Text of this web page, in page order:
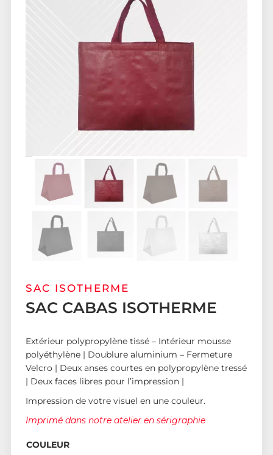
SAC ISOTHERME
SAC CABAS ISOTHERME
Extérieur polypropylène tissé – Intérieur mousse
polyéthylène | Doublure aluminium – Fermeture
Velcro | Deux anses courtes en polypropylène tressé
| Deux faces libres pour l’impression |
Impression de votre visuel en une couleur.
Imprimé dans notre atelier en sérigraphie
COULEUR